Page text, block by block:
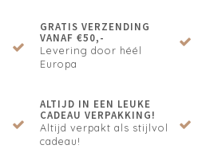
GRATIS VERZENDING
VANAF €50,-
Levering door héél
Europa
ALTIJD IN EEN LEUKE
CADEAU VERPAKKING!
Altijd verpakt als stijlvol
cadeau!